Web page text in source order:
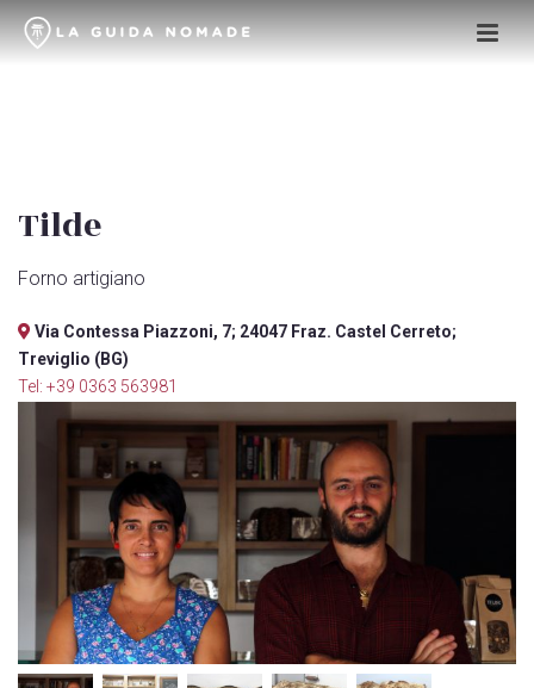
Tilde
Forno artigiano
Via Contessa Piazzoni, 7; 24047 Fraz. Castel Cerreto;
Treviglio (BG)
Tel: +39 0363 563981